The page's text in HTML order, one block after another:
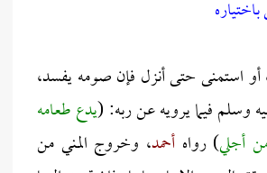
استمنى حتى أنزل فإن صومه يفسد،
وسلم فيما يرويه عن ربه: (يدع طعامه
أجلي) رواه أحمد، وخروج المني من